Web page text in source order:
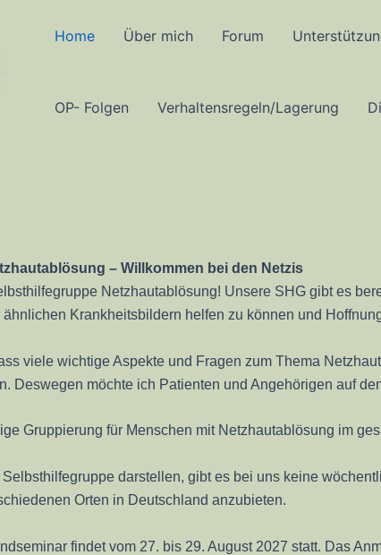
Home Über mich Forum
OP- Folgen Verhaltensregeln/Lagerung
– Willkommen bei den Netzis
Netzhautablösung! Unsere SHG gibt es
Krankheitsbildern helfen zu können und
viele wichtige Aspekte und Fragen zum Thema
Deswegen möchte ich Patienten und Angehörigen auf
Gruppierung für Menschen mit Netzhautablösung im
darstellen, gibt es bei uns keine
Orten in Deutschland anzubieten.
findet vom 27. bis 29. August 2027 statt. Das